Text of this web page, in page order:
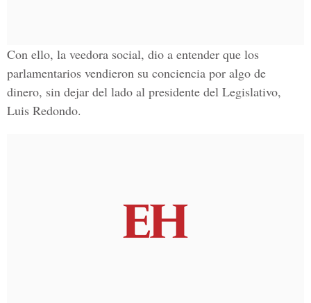
Con ello, la veedora social, dio a entender que los
parlamentarios vendieron su conciencia por algo de
dinero, sin dejar del lado al presidente del Legislativo,
Luis Redondo.